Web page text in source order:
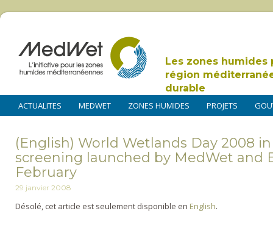
Les zones humides
région
durable
ACTUALITES MEDWET ZONES HUMIDES PROJETS
(English) World Wetlands Day 2008
screening launched by MedWet and
February
29 janvier 2008
Désolé, cet article est seulement disponible en English.